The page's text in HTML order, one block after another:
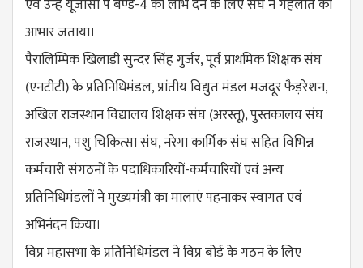
एवं उन्हें यूजीसी पे बैण्ड-4 का लाभ देने के लिए संघ ने गहलोत का
आभार जताया।
पैरालिम्पिक खिलाड़ी सुन्दर सिंह गुर्जर, पूर्व प्राथमिक शिक्षक संघ
(एनटीटी) के प्रतिनिधिमंडल, प्रांतीय विद्युत मंडल मजदूर फैड़रेशन,
अखिल राजस्थान विद्यालय शिक्षक संघ (अरस्तू), पुस्तकालय संघ
राजस्थान, पशु चिकित्सा संघ, नरेगा कार्मिक संघ सहित विभिन्न
कर्मचारी संगठनों के पदाधिकारियों-कर्मचारियों एवं अन्य
प्रतिनिधिमंडलों ने मुख्यमंत्री का मालाएं पहनाकर स्वागत एवं
अभिनंदन किया।
विप्र महासभा के प्रतिनिधिमंडल ने विप्र बोर्ड के गठन के लिए